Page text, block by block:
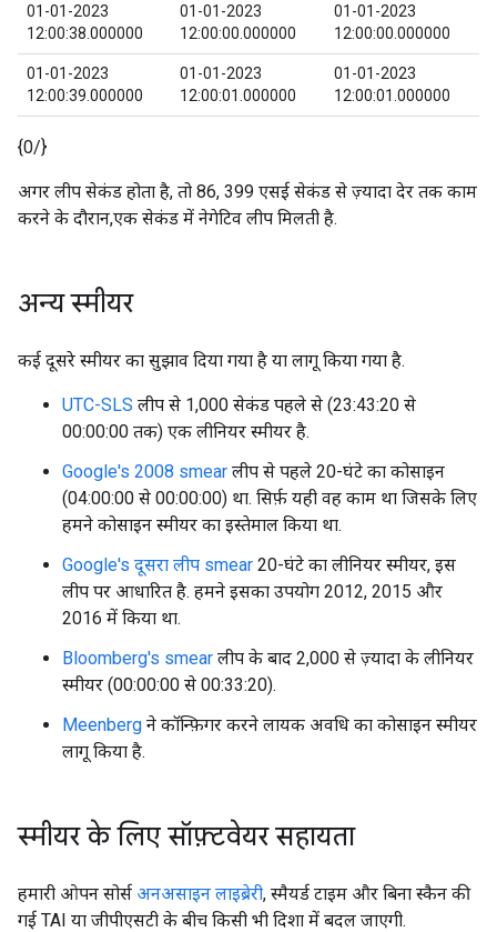
01-01-2023
12:00:38.000000
01-01-2023
12:00:00.000000
01-01-2023
12:00:00.000000
01-01-2023
12:00:39.000000
01-01-2023
12:00:01.000000
01-01-2023
12:00:01.000000
{0/}
अगर लीप सेकंड होता है, तो 86, 399 एसई सेकंड से ज़्यादा देर तक काम
करने के दौरान,एक सेकंड में नेगेटिव लीप मिलती है.
अन्य स्मीयर
कई दूसरे स्मीयर का सुझाव दिया गया है या लागू किया गया है.
UTC-SLS लीप से 1,000 सेकंड पहले से (23:43:20 से
00:00:00 तक) एक लीनियर स्मीयर है.
Google's 2008 smear लीप से पहले 20-घंटे का कोसाइन
(04:00:00 से 00:00:00) था. सिर्फ़ यही वह काम था जिसके लिए
हमने कोसाइन स्मीयर का इस्तेमाल किया था.
Google's दूसरा लीप smear 20-घंटे का लीनियर स्मीयर, इस
लीप पर आधारित है. हमने इसका उपयोग 2012, 2015 और
2016 में किया था.
Bloomberg's smear लीप के बाद 2,000 से ज़्यादा के लीनियर
स्मीयर (00:00:00 से 00:33:20).
Meenberg ने कॉन्फ़िगर करने लायक अवधि का कोसाइन स्मीयर
लागू किया है.
स्मीयर के लिए सॉफ़्टवेयर सहायता
हमारी ओपन सोर्स अनअसाइन लाइब्रेरी, स्मैयर्ड टाइम और बिना स्कैन की
गई TAI या जीपीएसटी के बीच किसी भी दिशा में बदल जाएगी.